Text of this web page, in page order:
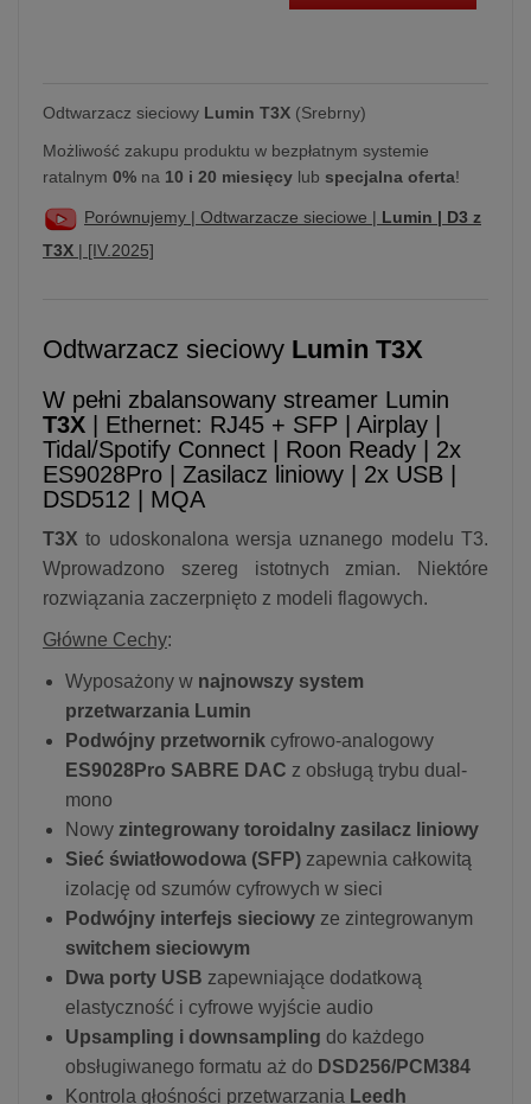
Odtwarzacz sieciowy Lumin T3X (Srebrny)
Możliwość zakupu produktu w bezpłatnym systemie
ratalnym 0% na 10 i 20 miesięcy lub specjalna oferta!
Porównujemy | Odtwarzacze sieciowe | Lumin | D3 z
T3X | [IV.2025]
Odtwarzacz sieciowy Lumin T3X
W pełni zbalansowany streamer Lumin
T3X | Ethernet: RJ45 + SFP | Airplay |
Tidal/Spotify Connect | Roon Ready | 2x
ES9028Pro | Zasilacz liniowy | 2x USB |
DSD512 | MQA
T3X to udoskonalona wersja uznanego modelu T3.
Wprowadzono szereg istotnych zmian. Niektóre
rozwiązania zaczerpnięto z modeli flagowych.
Główne Cechy:
Wyposażony w najnowszy system
przetwarzania Lumin
Podwójny przetwornik cyfrowo-analogowy
ES9028Pro SABRE DAC z obsługą trybu dual-
mono
Nowy zintegrowany toroidalny zasilacz liniowy
Sieć światłowodowa (SFP) zapewnia całkowitą
izolację od szumów cyfrowych w sieci
Podwójny interfejs sieciowy ze zintegrowanym
switchem sieciowym
Dwa porty USB zapewniające dodatkową
elastyczność i cyfrowe wyjście audio
Upsampling i downsampling do każdego
obsługiwanego formatu aż do DSD256/PCM384
Kontrola głośności przetwarzania Leedh